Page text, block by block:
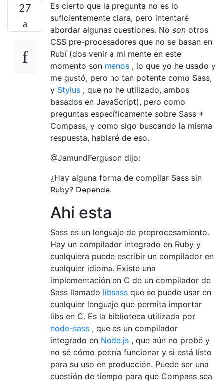
27
Es cierto que la pregunta no es lo
suficientemente clara, pero intentaré
abordar algunas cuestiones. No son otros
CSS pre-procesadores que no se basan en
Rubí (dos venir a mi mente en este
momento son menos , lo que yo he usado y
me gustó, pero no tan potente como Sass,
y Stylus , que no he utilizado, ambos
basados ​​en JavaScript), pero como
preguntas específicamente sobre Sass +
Compass, y como sigo buscando la misma
respuesta, hablaré de eso.
@JamundFerguson dijo:
¿Hay alguna forma de compilar Sass sin
Ruby? Depende.
Ahi esta
Sass es un lenguaje de preprocesamiento.
Hay un compilador integrado en Ruby y
cualquiera puede escribir un compilador en
cualquier idioma. Existe una
implementación en C de un compilador de
Sass llamado libsass que se puede usar en
cualquier lenguaje que permita importar
libs en C. Es la biblioteca utilizada por
node-sass , que es un compilador
integrado en Node.js , que aún no probé y
no sé cómo podría funcionar y si está listo
para su uso en producción. Puede ser una
cuestión de tiempo para que Compass sea